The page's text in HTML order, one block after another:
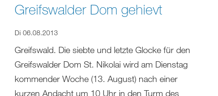
Greifswalder Dom gehievt
Di 06.08.2013
Greifswald. Die siebte und letzte Glocke für den
Greifswalder Dom St. Nikolai wird am Dienstag
kommender Woche (13. August) nach einer
kurzen Andacht um 10 Uhr in den Turm des